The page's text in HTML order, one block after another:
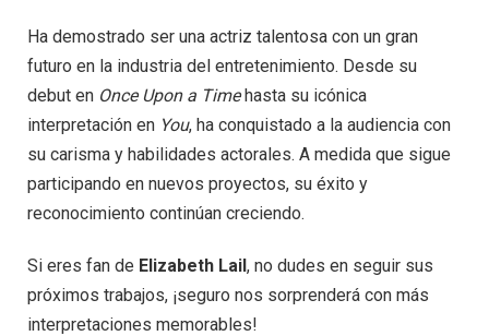
Ha demostrado ser una actriz talentosa con un gran
futuro en la industria del entretenimiento. Desde su
debut en Once Upon a Timehasta su icónica
interpretación en You, ha conquistado a la audiencia con
su carisma y habilidades actorales. A medida que sigue
participando en nuevos proyectos, su éxito y
reconocimiento continúan creciendo.
Si eres fan de Elizabeth Lail, no dudes en seguir sus
próximos trabajos, ¡seguro nos sorprenderá con más
interpretaciones memorables!